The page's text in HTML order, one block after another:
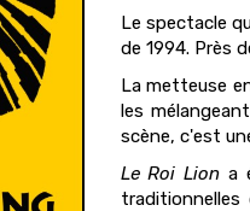
Le spectacle
de 1994. Près
La metteuse
les
scène, c'est
Le Roi Lion a